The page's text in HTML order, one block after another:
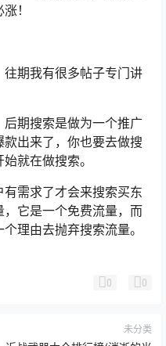
！
期我有很多帖子专门讲
期搜索是做为一个推广
出来了，你也要去做搜
就在做搜索。
需求了才会来搜索买东
它是一个免费流量，而
理由去抛弃搜索流量。
0 0
未分类